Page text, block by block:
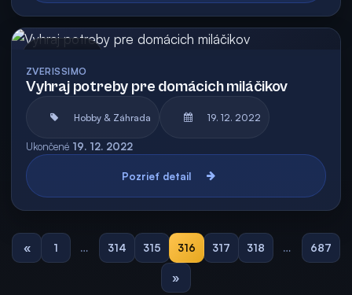
ZVERISSIMO
Vyhraj potreby pre domácich miláčikov
Hobby & Záhrada 19. 12. 2022
Ukončené 19. 12. 2022
Pozrieť detail
« 1 … 314 315 316 317 318 … 687
»